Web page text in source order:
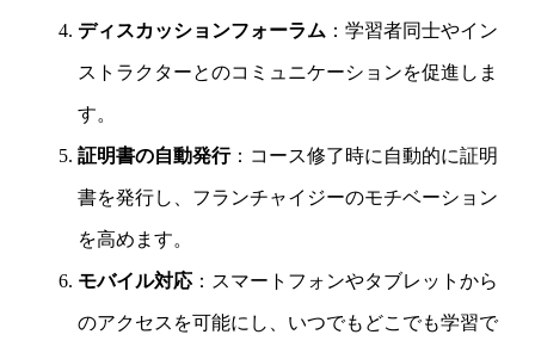
ディスカッションフォーラム ：学習者同士やイン
ストラクターとのコミュニケーションを促進しま
す。
証明書の自動発行：コース修了時に自動的に証明
書を発行し、フランチャイジーのモチベーション
を高めます。
モバイル対応：スマートフォンやタブレットから
のアクセスを可能にし、いつでもどこでも学習で